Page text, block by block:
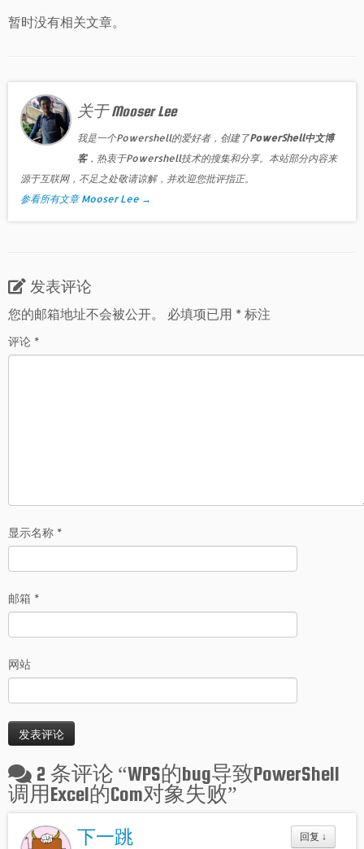
暂时没有相关文章。
关于 Mooser Lee
我是一个Powershell的爱好者，创建了PowerShell中文博
客，热衷于Powershell技术的搜集和分享。本站部分内容来
源于互联网，不足之处敬请谅解，并欢迎您批评指正。
参看所有文章 Mooser Lee →
发表评论
您的邮箱地址不会被公开。
必填项已用 *标注
评论 *
显示名称 *
邮箱 *
网站
2 条评论 “WPS的bug导致PowerShell
调用Excel的Com对象失败”
回复 ↓
下一跳